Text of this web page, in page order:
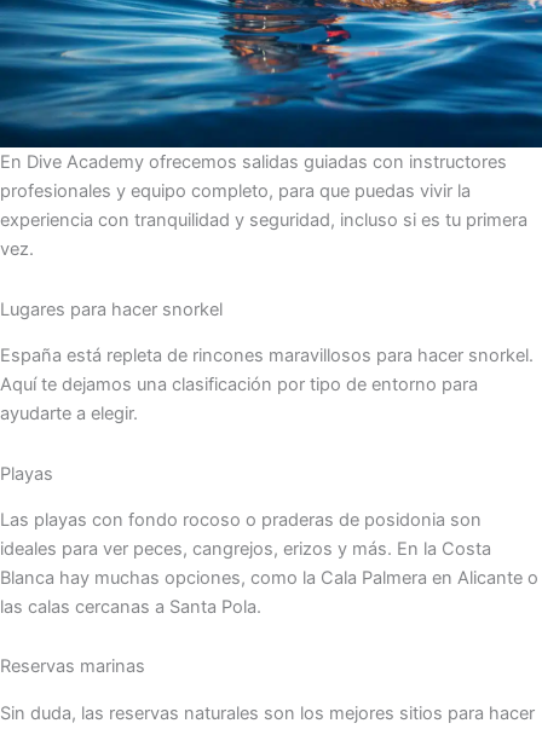
En Dive Academy ofrecemos salidas guiadas con instructores
profesionales y equipo completo, para que puedas vivir la
experiencia con tranquilidad y seguridad, incluso si es tu primera
vez.
Lugares para hacer snorkel
España está repleta de rincones maravillosos para hacer snorkel.
Aquí te dejamos una clasificación por tipo de entorno para
ayudarte a elegir.
Playas
Las playas con fondo rocoso o praderas de posidonia son
ideales para ver peces, cangrejos, erizos y más. En la Costa
Blanca hay muchas opciones, como la Cala Palmera en Alicante o
las calas cercanas a Santa Pola.
Reservas marinas
Sin duda, las reservas naturales son los mejores sitios para hacer